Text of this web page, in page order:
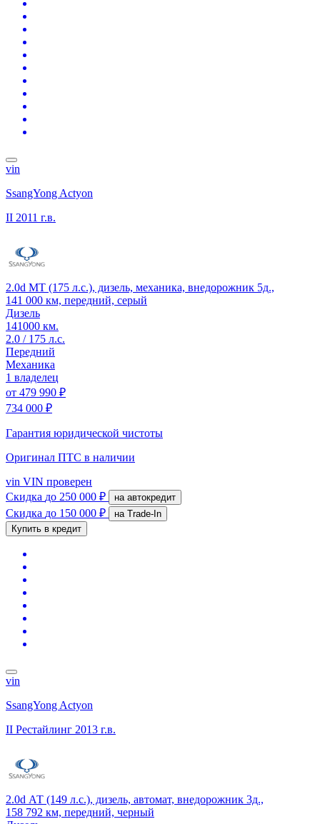
vin
SsangYong Actyon
II 2011 г.в.
2.0d MT (175 л.с.), дизель, механика, внедорожник 5д.,
141 000 км, передний, серый
Дизель
141000 км.
2.0 / 175 л.с.
Передний
Механика
1 владелец
от 479 990 ₽
734 000 ₽
Гарантия юридической чистоты
Оригинал ПТС в наличии
vin VIN проверен
Скидка до 250 000 ₽ на автокредит
Скидка до 150 000 ₽
на Trade-In
Купить в кредит
vin
SsangYong Actyon
II Рестайлинг 2013 г.в.
2.0d АТ (149 л.с.), дизель, автомат, внедорожник 3д.,
158 792 км, передний, черный